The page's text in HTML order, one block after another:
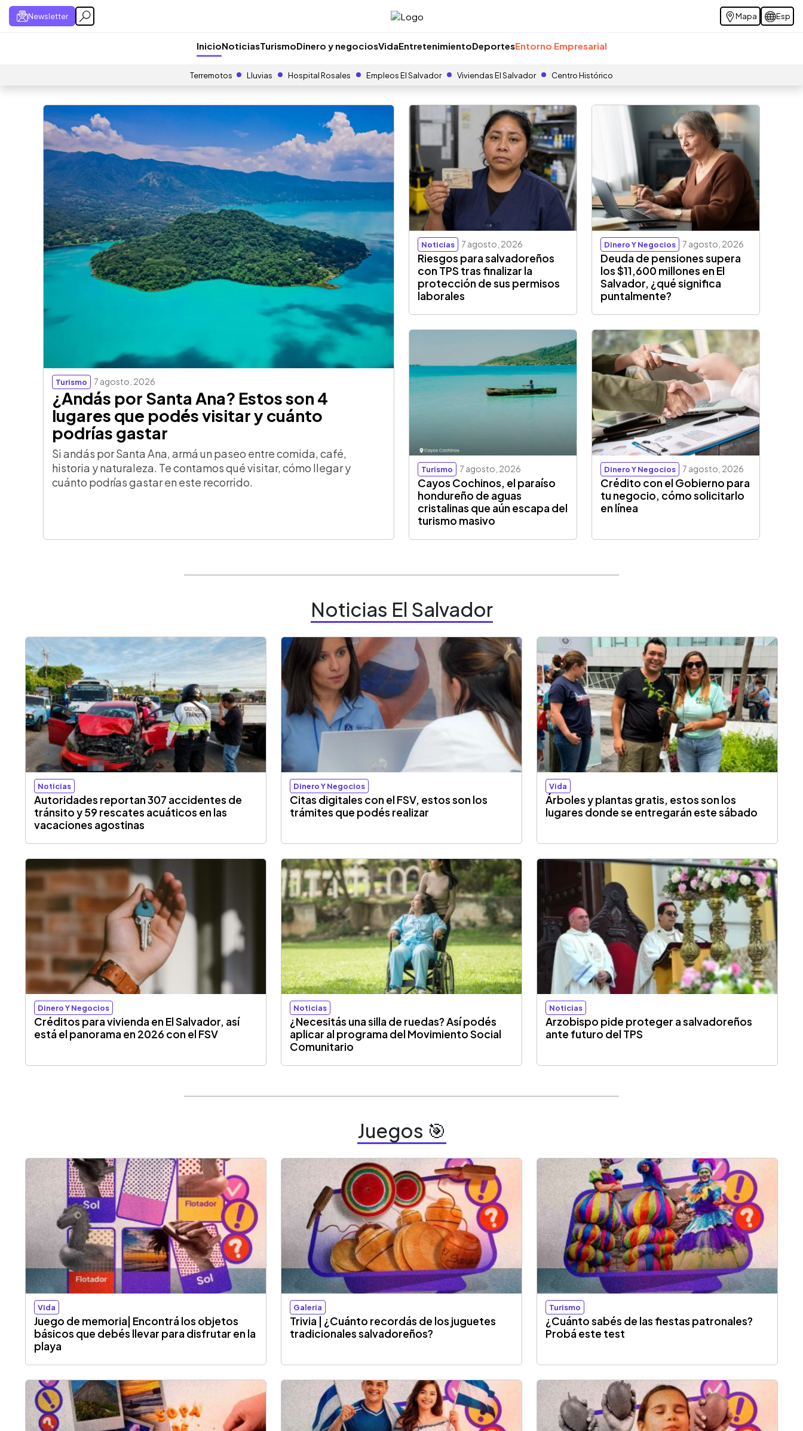
Newsletter Mapa Esp
InicioNoticiasTurismoDinero y negociosVidaEntretenimientoDeportesEntorno Empresarial
Terremotos Lluvias Hospital Rosales Empleos El Salvador Viviendas El Salvador Centro Histórico
Turismo 7 agosto, 2026
¿Andás por Santa Ana? Estos son 4
lugares que podés visitar y cuánto
podrías gastar
Si andás por Santa Ana, armá un paseo entre comida, café,
historia y naturaleza. Te contamos qué visitar, cómo llegar y
cuánto podrías gastar en este recorrido.
Noticias 7 agosto, 2026
Riesgos para salvadoreños
con TPS tras finalizar la
protección de sus permisos
laborales
Dinero Y Negocios 7 agosto, 2026
Deuda de pensiones supera
los $11,600 millones en El
Salvador, ¿qué significa
puntalmente?
Turismo 7 agosto, 2026
Cayos Cochinos, el paraíso
hondureño de aguas
cristalinas que aún escapa del
turismo masivo
Dinero Y Negocios 7 agosto, 2026
Crédito con el Gobierno para
tu negocio, cómo solicitarlo
en línea
Noticias El Salvador
Noticias
Autoridades reportan 307 accidentes de
tránsito y 59 rescates acuáticos en las
vacaciones agostinas
Dinero Y Negocios
Citas digitales con el FSV, estos son los
trámites que podés realizar
Vida
Árboles y plantas gratis, estos son los
lugares donde se entregarán este sábado
Dinero Y Negocios
Créditos para vivienda en El Salvador, así
está el panorama en 2026 con el FSV
Noticias
¿Necesitás una silla de ruedas? Así podés
aplicar al programa del Movimiento Social
Comunitario
Noticias
Arzobispo pide proteger a salvadoreños
ante futuro del TPS
Juegos 🎯
Vida
Juego de memoria| Encontrá los objetos
básicos que debés llevar para disfrutar en la
playa
Galeria
Trivia | ¿Cuánto recordás de los juguetes
tradicionales salvadoreños?
Turismo
¿Cuánto sabés de las fiestas patronales?
Probá este test